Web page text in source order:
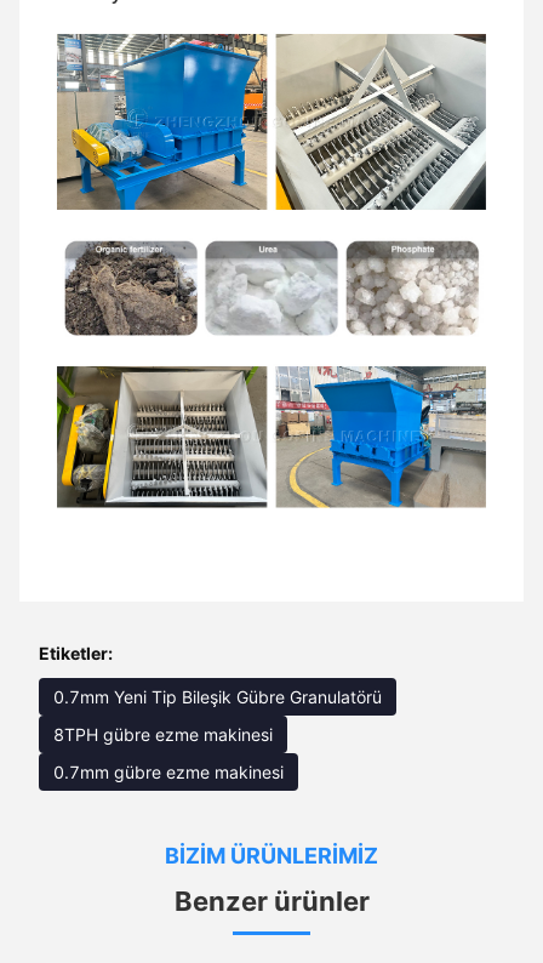
Etiketler:
0.7mm Yeni Tip Bileşik Gübre Granulatörü
8TPH gübre ezme makinesi
0.7mm gübre ezme makinesi
BIZIM ÜRÜNLERIMIZ
Benzer ürünler